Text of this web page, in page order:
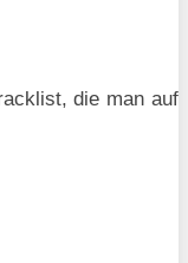
die man auf